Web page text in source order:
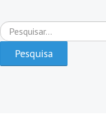
Pesquisar...
Pesquisa